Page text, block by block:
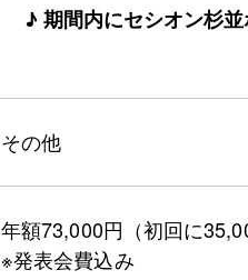
♪ 期間内にセシオン杉
その他
年額73,000円（初回に
※発表会費込み